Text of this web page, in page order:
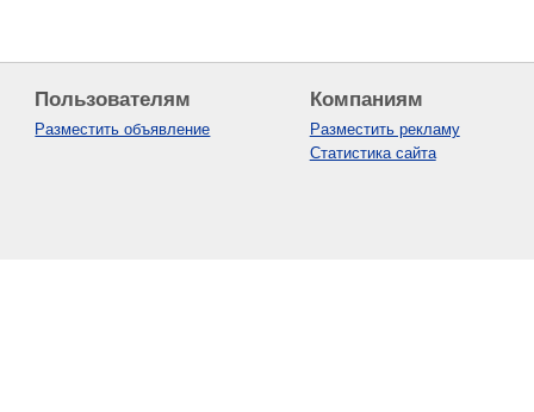
Пользователям
Разместить объявление
Компаниям
Разместить рекламу
Статистика сайта